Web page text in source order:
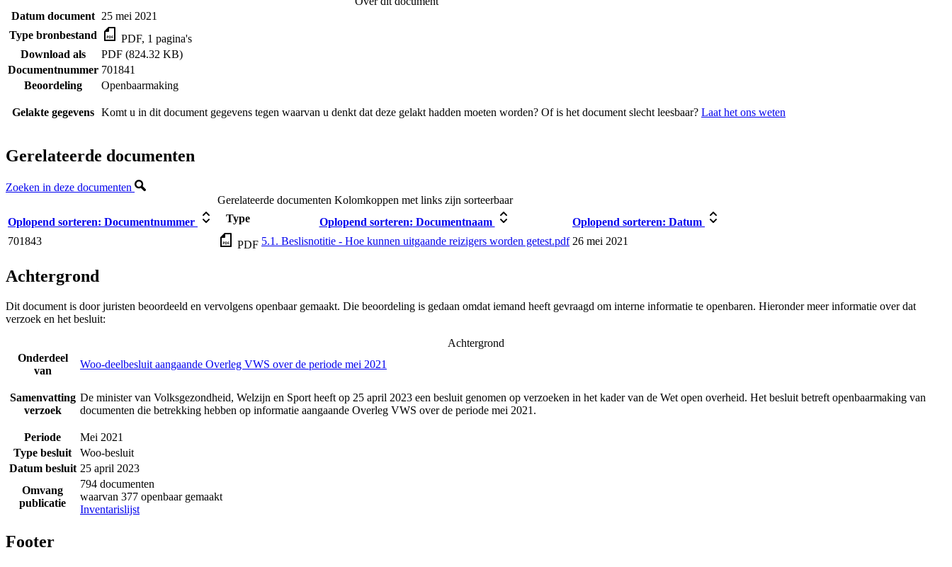
Datum document 25 mei 2021
Type bronbestand
PDF, 1 pagina's
Download als
PDF (824.32 KB)
Documentnummer 701841
Beoordeling
Openbaarmaking
Gelakte gegevens Komt u in dit document gegevens tegen waarvan u denkt dat deze gelakt hadden moeten worden? Of is het document slecht leesbaar? Laat het ons weten
Gerelateerde documenten
Zoeken in deze documenten
Gerelateerde documenten Kolomkoppen met links zijn sorteerbaar
Oplopend sorteren: Documentnummer Type Oplopend sorteren: Documentnaam Oplopend sorteren: Datum
701843
PDF 5.1. Beslisnotitie - Hoe kunnen uitgaande reizigers worden getest.pdf 26 mei 2021
Achtergrond
Dit document is door juristen beoordeeld en vervolgens openbaar gemaakt. Die beoordeling is gedaan omdat iemand heeft gevraagd om interne informatie te openbaren. Hieronder meer informatie over dat
verzoek en het besluit:
Achtergrond
Onderdeel
van
Woo-deelbesluit aangaande Overleg VWS over de periode mei 2021
Samenvatting
verzoek
De minister van Volksgezondheid, Welzijn en Sport heeft op 25 april 2023 een besluit genomen op verzoeken in het kader van de Wet open overheid. Het besluit betreft openbaarmaking van
documenten die betrekking hebben op informatie aangaande Overleg VWS over de periode mei 2021.
Periode
Mei 2021
Type besluit
Woo-besluit
Datum besluit 25 april 2023
Omvang
publicatie
794 documenten
waarvan 377 openbaar gemaakt
Inventarislijst
Footer